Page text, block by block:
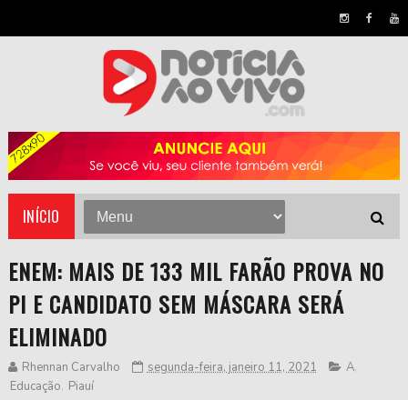
INÍCIO
ENEM: MAIS DE 133 MIL FARÃO PROVA NO
PI E CANDIDATO SEM MÁSCARA SERÁ
ELIMINADO
Rhennan Carvalho segunda-feira, janeiro 11, 2021 A,
Educação, Piauí